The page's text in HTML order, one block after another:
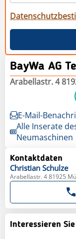
BayWa AG
Arabellastr. 4
E-Mail-
Alle Inserate
Neumaschinen
Kontaktdaten
Christian Schulze
Arabellastr. 4 81925
Interessieren